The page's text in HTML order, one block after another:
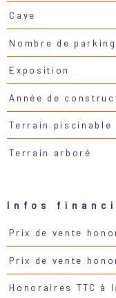
Cave
Nombre de parking
Exposition
Année de
Terrain piscinable
Terrain arboré
Infos
Caractéristiques Valeurs
Prix de vente
Prix de vente
Honoraires TTC à